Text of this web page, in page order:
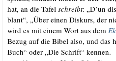
hat, an die Tafel schreibt: „D’un
blant“, „Über einen Dis­kurs, der
wird es mit einem Wort aus dem
Bezug auf die Bibel also, und das
Buch“ oder „Die Schrift“ kennen.